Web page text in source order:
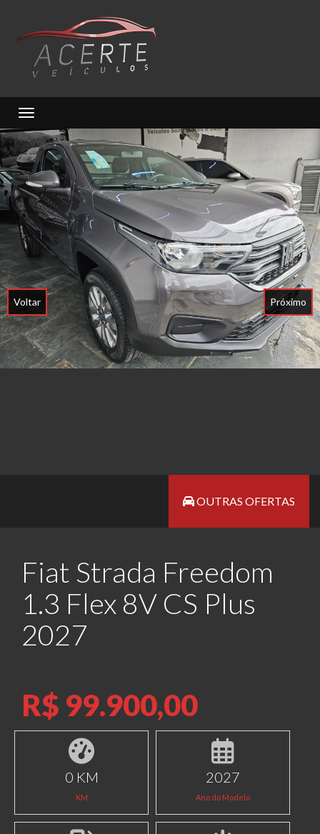
Toggle navigation
Voltar Próximo
OUTRAS OFERTAS
Fiat Strada Freedom
1.3 Flex 8V CS Plus
2027
R$ 99.900,00
0 KM
KM
2027
Ano do Modelo